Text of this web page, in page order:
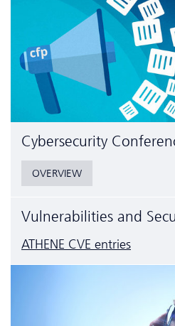
Cyber­security
OVERVIEW
Vulnerabilities and
ATHENE CVE entries